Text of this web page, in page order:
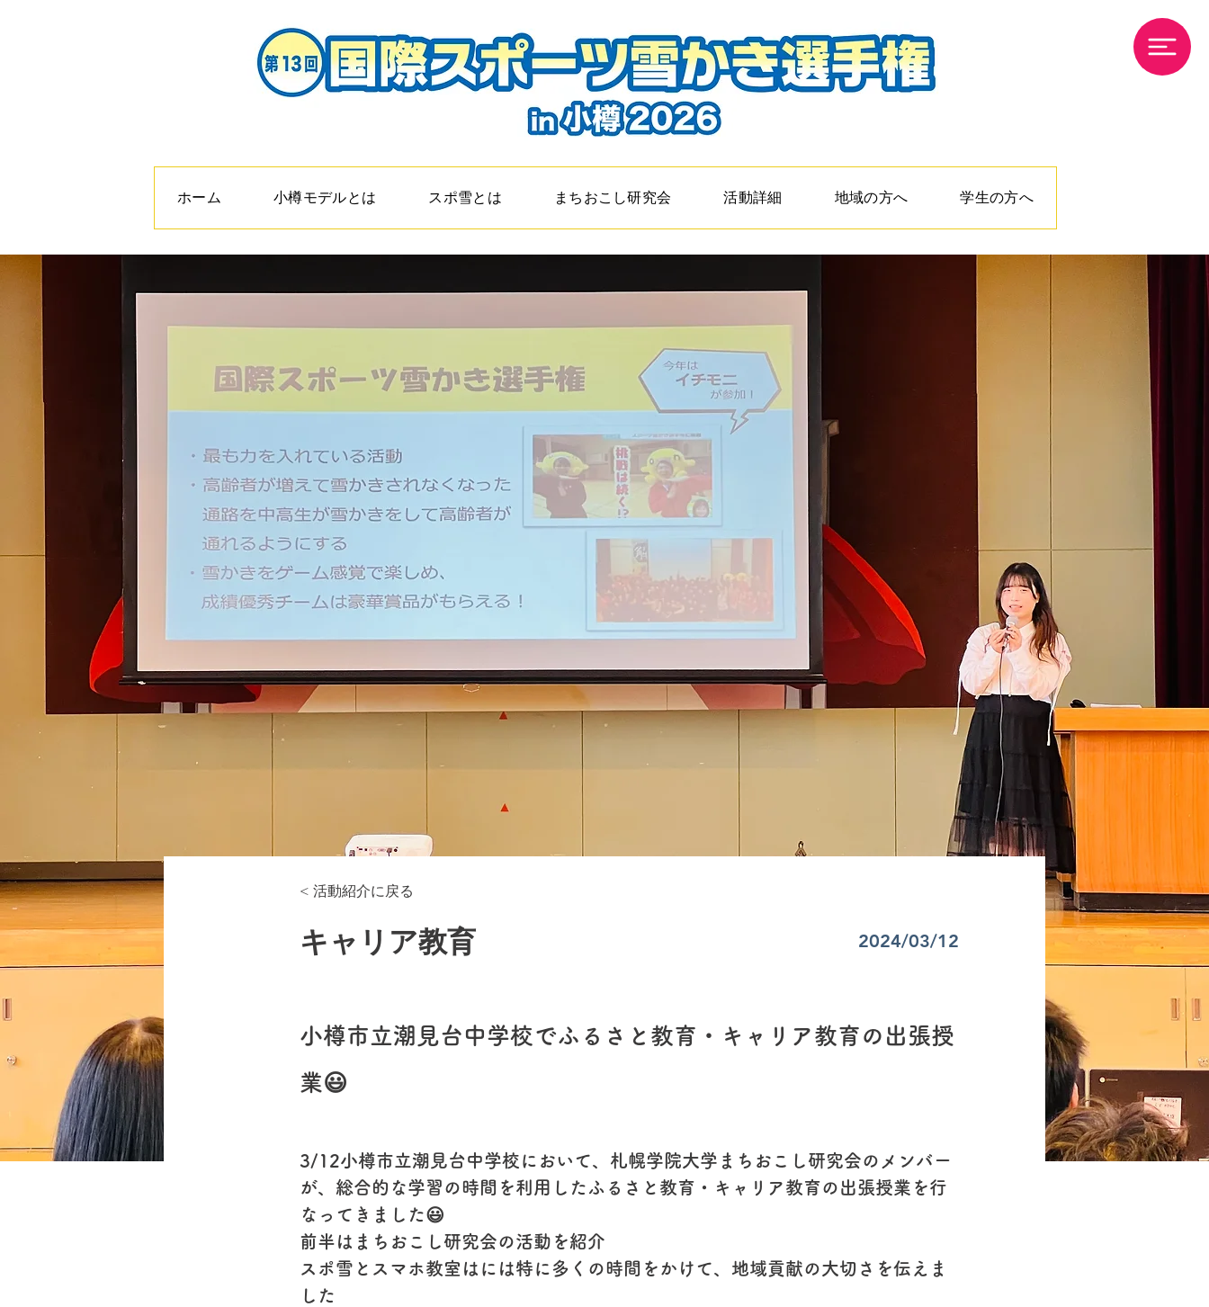
ホーム 小樽モデルとは スポ雪とは まちおこし研究会 活動詳細 地域の方へ 学生の方へ
< 活動紹介に戻る
キャリア教育 2024/03/12
小樽市立潮見台中学校でふるさと教育・キャリア教育の出張授
業😃
3/12小樽市立潮見台中学校において、札幌学院大学まちおこし研究会のメンバー
が、総合的な学習の時間を利用したふるさと教育・キャリア教育の出張授業を行
なってきました😃
前半はまちおこし研究会の活動を紹介
スポ雪とスマホ教室はには特に多くの時間をかけて、地域貢献の大切さを伝えま
した